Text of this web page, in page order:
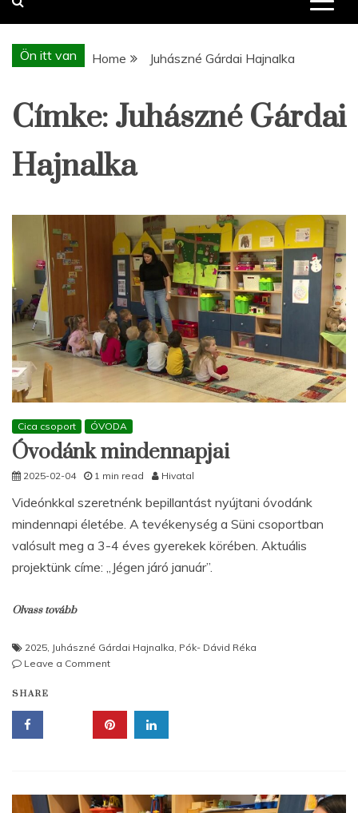
Ön itt van Home Juhászné Gárdai Hajnalka
Címke: Juhászné Gárdai
Hajnalka
Cica csoport ÓVODA
Óvodánk mindennapjai
2025-02-04 1 min read Hivatal
Videónkkal szeretnénk bepillantást nyújtani óvodánk
mindennapi életébe. A tevékenység a Süni csoportban
valósult meg a 3-4 éves gyerekek körében. Aktuális
projektünk címe: „Jégen járó január”.
Olvass tovább
2025, Juhászné Gárdai Hajnalka, Pók- Dávid Réka
Leave a Commenton
SHARE